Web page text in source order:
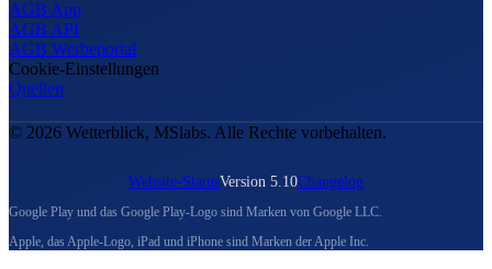
AGB App
AGB API
AGB Werbeportal
Cookie-Einstellungen
Quellen
© 2026 Wetterblick, MSlabs. Alle Rechte vorbehalten.
Website-StatusVersion 5.10Changelog
Google Play und das Google Play-Logo sind Marken von Google LLC.
Apple, das Apple-Logo, iPad und iPhone sind Marken der Apple Inc.